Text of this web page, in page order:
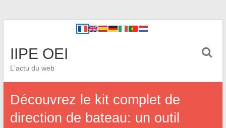
IIPE OEI
L'actu du web
Découvrez le kit complet de
direction de bateau: un outil